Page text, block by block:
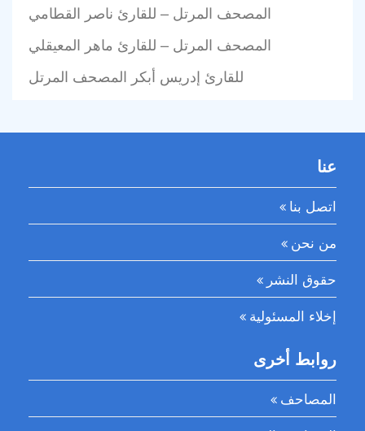
المصحف المرتل – للقارئ ناصر القطامي
المصحف المرتل – للقارئ ماهر المعيقلي
للقارئ إدريس أبكر المصحف المرتل
عنا
اتصل بنا
من نحن
حقوق النشر
إخلاء المسئولية
روابط أخرى
المصاحف